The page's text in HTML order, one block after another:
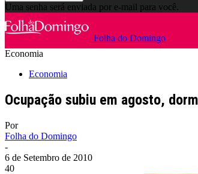
Uma senha será enviada por e-mail para você.
Folha do Domingo
Economia
Economia
Ocupação subiu em agosto,
Por
Folha do Domingo
-
6 de Setembro de 2010
40